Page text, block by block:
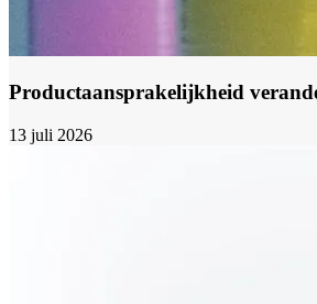
Productaansprakelijkheid
13 juli 2026